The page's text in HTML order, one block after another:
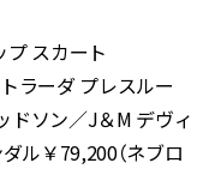
スカート
ラーダ プレスルー
ドソン／J＆M デヴィ
ル￥79,200（ネブロ